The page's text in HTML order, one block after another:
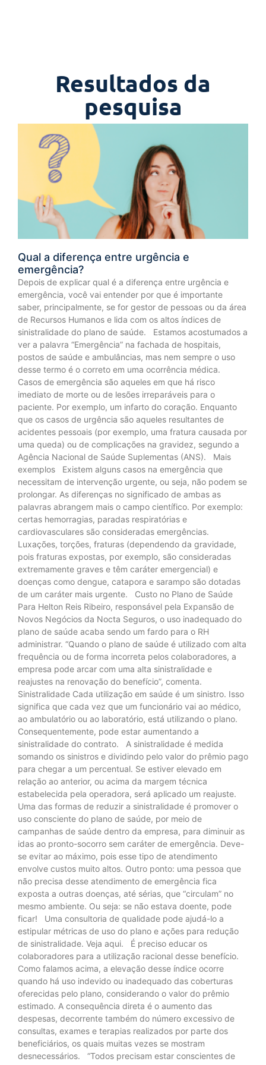
Resultados da
pesquisa
Qual a diferença entre urgência e
emergência?
Depois de explicar qual é a diferença entre urgência e
emergência, você vai entender por que é importante
saber, principalmente, se for gestor de pessoas ou da área
de Recursos Humanos e lida com os altos índices de
sinistralidade do plano de saúde. Estamos acostumados a
ver a palavra “Emergência” na fachada de hospitais,
postos de saúde e ambulâncias, mas nem sempre o uso
desse termo é o correto em uma ocorrência médica.
Casos de emergência são aqueles em que há risco
imediato de morte ou de lesões irreparáveis para o
paciente. Por exemplo, um infarto do coração. Enquanto
que os casos de urgência são aqueles resultantes de
acidentes pessoais (por exemplo, uma fratura causada por
uma queda) ou de complicações na gravidez, segundo a
Agência Nacional de Saúde Suplementas (ANS). Mais
exemplos Existem alguns casos na emergência que
necessitam de intervenção urgente, ou seja, não podem se
prolongar. As diferenças no significado de ambas as
palavras abrangem mais o campo científico. Por exemplo:
certas hemorragias, paradas respiratórias e
cardiovasculares são consideradas emergências.
Luxações, torções, fraturas (dependendo da gravidade,
pois fraturas expostas, por exemplo, são consideradas
extremamente graves e têm caráter emergencial) e
doenças como dengue, catapora e sarampo são dotadas
de um caráter mais urgente. Custo no Plano de Saúde
Para Helton Reis Ribeiro, responsável pela Expansão de
Novos Negócios da Nocta Seguros, o uso inadequado do
plano de saúde acaba sendo um fardo para o RH
administrar. “Quando o plano de saúde é utilizado com alta
frequência ou de forma incorreta pelos colaboradores, a
empresa pode arcar com uma alta sinistralidade e
reajustes na renovação do benefício”, comenta.
Sinistralidade Cada utilização em saúde é um sinistro. Isso
significa que cada vez que um funcionário vai ao médico,
ao ambulatório ou ao laboratório, está utilizando o plano.
Consequentemente, pode estar aumentando a
sinistralidade do contrato. A sinistralidade é medida
somando os sinistros e dividindo pelo valor do prêmio pago
para chegar a um percentual. Se estiver elevado em
relação ao anterior, ou acima da margem técnica
estabelecida pela operadora, será aplicado um reajuste.
Uma das formas de reduzir a sinistralidade é promover o
uso consciente do plano de saúde, por meio de
campanhas de saúde dentro da empresa, para diminuir as
idas ao pronto-socorro sem caráter de emergência. Deve-
se evitar ao máximo, pois esse tipo de atendimento
envolve custos muito altos. Outro ponto: uma pessoa que
não precisa desse atendimento de emergência fica
exposta a outras doenças, até sérias, que “circulam” no
mesmo ambiente. Ou seja: se não estava doente, pode
ficar! Uma consultoria de qualidade pode ajudá-lo a
estipular métricas de uso do plano e ações para redução
de sinistralidade. Veja aqui. É preciso educar os
colaboradores para a utilização racional desse benefício.
Como falamos acima, a elevação desse índice ocorre
quando há uso indevido ou inadequado das coberturas
oferecidas pelo plano, considerando o valor do prêmio
estimado. A consequência direta é o aumento das
despesas, decorrente também do número excessivo de
consultas, exames e terapias realizados por parte dos
beneficiários, os quais muitas vezes se mostram
desnecessários. “Todos precisam estar conscientes de